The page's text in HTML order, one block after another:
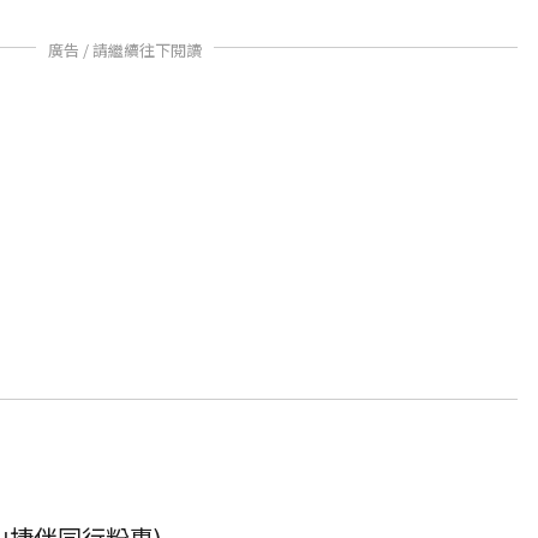
廣告 / 請繼續往下閱讀